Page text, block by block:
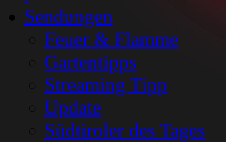
Sendungen
Feuer & Flamme
Gartentipps
Streaming Tipp
Update
Südtiroler des Tages